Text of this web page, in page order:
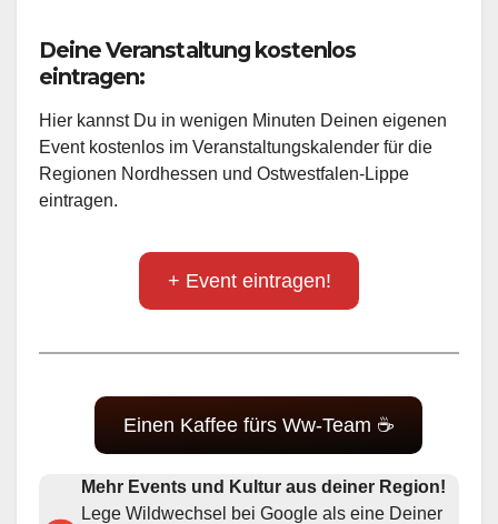
Deine Veranstaltung kostenlos
eintragen:
Hier kannst Du in wenigen Minuten Deinen eigenen
Event kostenlos im Veranstaltungskalender für die
Regionen Nordhessen und Ostwestfalen-Lippe
eintragen.
+ Event eintragen!
Einen Kaffee fürs Ww-Team ☕
Mehr Events und Kultur aus deiner Region!
Lege Wildwechsel bei Google als eine Deiner